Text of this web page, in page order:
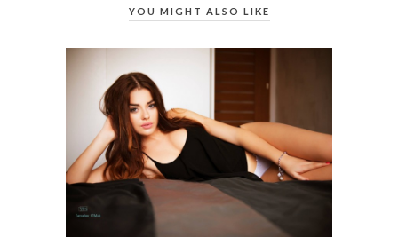
YOU MIGHT ALSO LIKE